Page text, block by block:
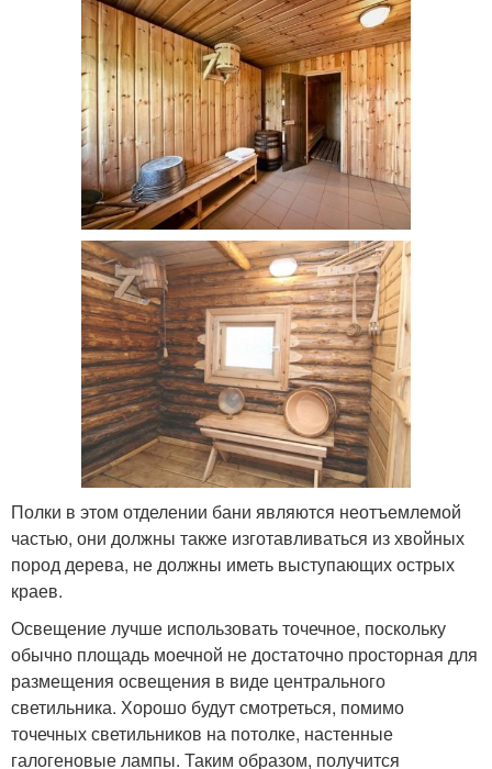
Полки в этом отделении бани являются неотъемлемой
частью, они должны также изготавливаться из хвойных
пород дерева, не должны иметь выступающих острых
краев.
Освещение лучше использовать точечное, поскольку
обычно площадь моечной не достаточно просторная для
размещения освещения в виде центрального
светильника. Хорошо будут смотреться, помимо
точечных светильников на потолке, настенные
галогеновые лампы. Таким образом, получится